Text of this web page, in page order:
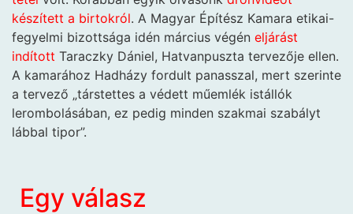
készített a birtokról. A Magyar Építész Kamara etikai-
fegyelmi bizottsága idén március végén eljárást
indított Taraczky Dániel, Hatvanpuszta tervezője ellen.
A kamarához Hadházy fordult panasszal, mert szerinte
a tervező „társtettes a védett műemlék istállók
lerombolásában, ez pedig minden szakmai szabályt
lábbal tipor”.
Egy válasz